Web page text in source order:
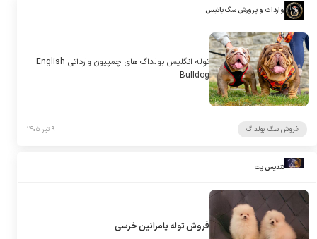
واردات و پرورش سگ باتیس
توله انگلیس بولداگ های چمپیون وارداتی English
Bulldog
فروش سگ بولداگ ۹ تیر ۱۴۰۵
تندیس پت
فروش توله پامرانین خرسی